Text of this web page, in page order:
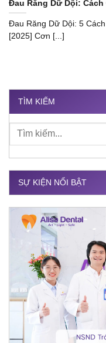
Đau Răng Dữ Dội: Cách
Đau Răng Dữ Dội: 5
[2025] Cơn [...]
TÌM KIẾM
SỰ KIỆN NỔI BẬT